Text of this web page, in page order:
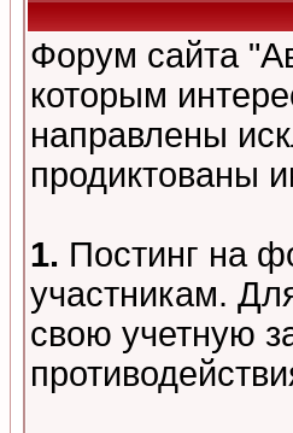
Форум сайта
которым
направлены
продиктованы
1. Постинг на
участникам.
свою учетную